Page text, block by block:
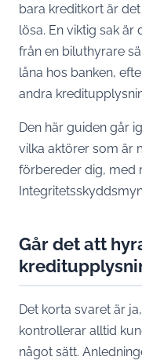
bara kreditkort är
lösa. En viktig sak
från en biluthyrare
låna hos banken,
andra
Den här guiden går
vilka aktörer som är
förbereder dig, med
Går det att
Det korta svaret är
kontrollerar alltid
något sätt.